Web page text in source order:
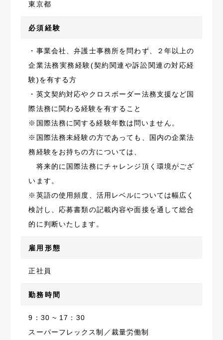
東京都
必須経験
・事業会社、弁護士事務所を問わず、２年以上の
企業法務実務経験(契約関連や訴訟関連の対応経
験)を有する方
・英文契約対応やクロスボーダー法務支援など国
際法務に関わる経験を有すること
※国際法務に関する経験年数は問いません。
※国際法務未経験の方であっても、国内の企業法
務経験をお持ちの方については、
将来的に国際法務にチャレンジ頂く環境がござ
います。
※英語の使用頻度、活用レベルについては幅広く
検討し、応募書類の記載内容や面接を通して総合
的に判断いたします。
雇用形態
正社員
勤務時間
9：30 ~ 17：30
スーパーフレックス制／裁量労働制